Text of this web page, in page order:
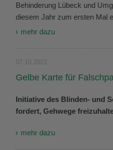
Behinderung Lübeck und
diesem Jahr zum ersten Mal
mehr dazu
07.10.2022
Gelbe Karte für
Initiative des Blinden- und
fordert, Gehwege
mehr dazu